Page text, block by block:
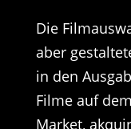
Die
aber
in den
Filme auf
Market,